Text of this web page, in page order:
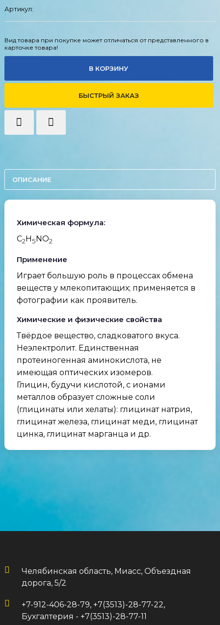
Артикул:
Вид товара при покупке может отличаться от представленного в
карточке товара!
В КОРЗИНУ
БЫСТРЫЙ ЗАКАЗ
ОПИСАНИЕ
Химическая формула:
C2H5NO2
Применение
Играет большую роль в процессах обмена
веществ у млекопитающих; применяется в
фотографии как проявитель.
Химические и физические свойства
Твёрдое вещество, сладковатого вкуса.
Неэлектролит. Единственная
протеиногенная аминокислота, не
имеющая оптических изомеров.
Глицин, будучи кислотой, с ионами
металлов образует сложные соли
(глицинаты или хелаты): глицинат натрия,
глицинат железа, глицинат меди, глицинат
цинка, глицинат марганца и др.
Челябинская область, Миасс, Объездная
дорога, 5/2
+7-912-406-28-79, +7(3513)-28-77-22,
Бухгалтерия - +7(3513)-28-77-11